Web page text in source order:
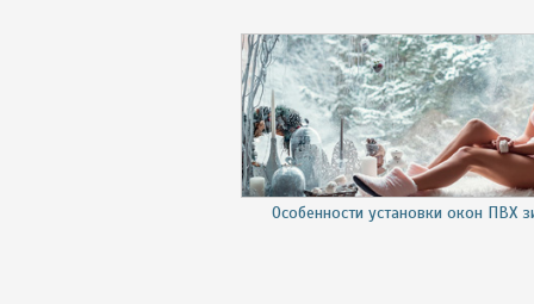
Особенности установки окон ПВХ